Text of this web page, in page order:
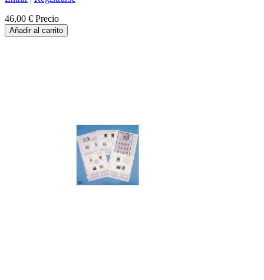
46,00 € Precio
Añadir al carrito